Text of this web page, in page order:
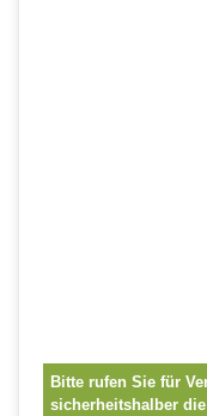
Bitte rufen Sie für
sicherheitshalber